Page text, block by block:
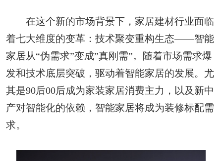
在这个新的市场背景下，家居建材行业面临
着七大维度的变革：技术聚变重构生态——智能
家居从“伪需求”变成”真刚需”。随着市场需求爆
发和技术底层突破，驱动着智能家居的发展。尤
其是90后00后成为家装家居消费主力，以及新中
产对智能化的依赖，智能家居将成为装修标配需
求。